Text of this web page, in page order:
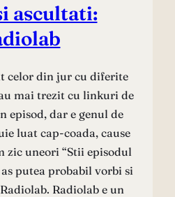
ascultati:
celor din jur cu diferite
mai trezit cu linkuri de
episod, dar e genul de
luat cap-coada, cause
zic uneori “Stii episodul
putea probabil vorbi si
Radiolab e un